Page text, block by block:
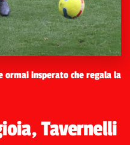
ormai insperato che regala la
Tavernelli